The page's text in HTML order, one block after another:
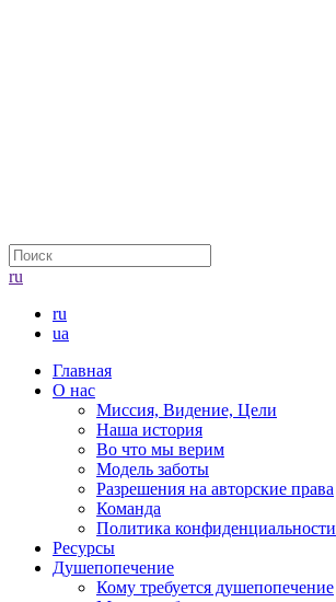
ru
ru
ua
Главная
О нас
Миссия, Видение, Цели
Наша история
Во что мы верим
Модель заботы
Разрешения на авторские права
Команда
Политика конфиденциальности
Ресурсы
Душепопечение
Кому требуется душепопечение